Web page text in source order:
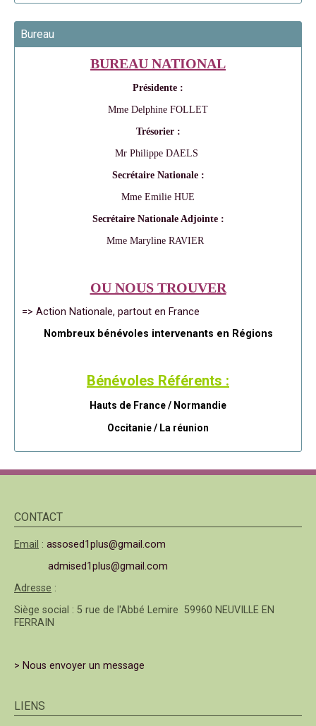
Bureau
BUREAU NATIONAL
Présidente :
Mme Delphine FOLLET
Trésorier :
Mr Philippe DAELS
Secrétaire Nationale :
Mme Emilie HUE
Secrétaire Nationale Adjointe :
Mme Maryline RAVIER
OU NOUS TROUVER
=> Action Nationale, partout en France
Nombreux bénévoles intervenants en Régions
Bénévoles Référents :
Hauts de France / Normandie
Occitanie / La réunion
CONTACT
Email : assosed1plus@gmail.com
admised1plus@gmail.com
Adresse :
Siège social : 5 rue de l'Abbé Lemire 59960 NEUVILLE EN
FERRAIN
> Nous envoyer un message
LIENS